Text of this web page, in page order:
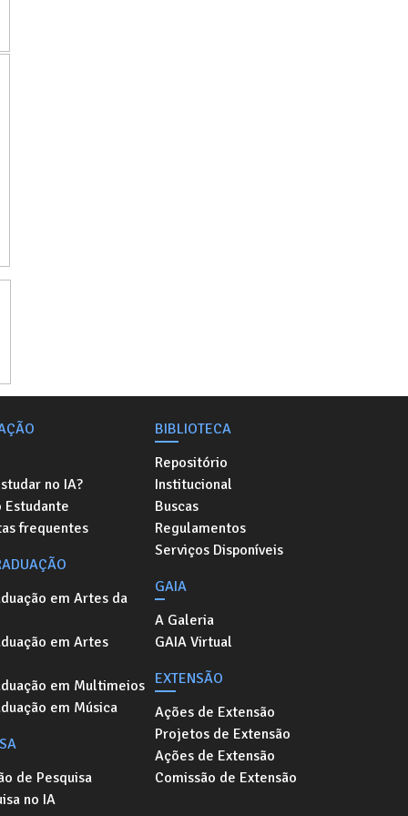
no IA?
Estudante
frequentes
em Artes da
em Artes
em Multimeios
em Música
de Pesquisa
no IA
BIBLIOTECA
Repositório
Institucional
Buscas
Regulamentos
Serviços Disponíveis
GAIA
A Galeria
GAIA Virtual
EXTENSÃO
Ações de Extensão
Projetos de Extensão
Ações de Extensão
Comissão de Extensão